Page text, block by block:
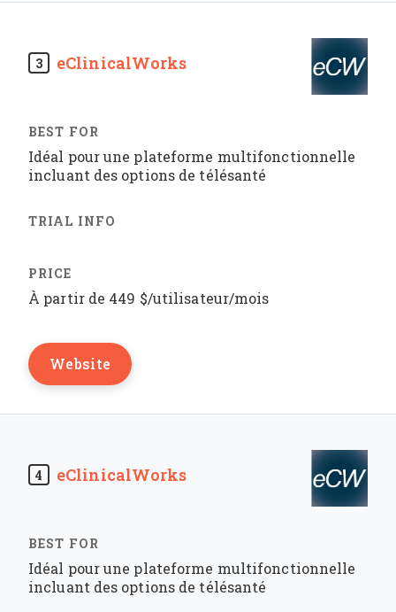
3 eClinicalWorks
Idéal pour une plateforme multifonctionnelle
incluant des options de télésanté
À partir de 449 $/utilisateur/mois
Website
4 eClinicalWorks
Idéal pour une plateforme multifonctionnelle
incluant des options de télésanté